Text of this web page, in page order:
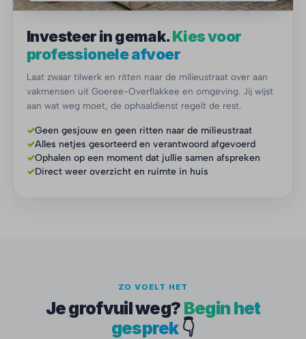
Investeer in gemak.Kies voor
professionele afvoer
Laat zwaar tilwerk en ritten naar de milieustraat over aan
vakmensen uit Goeree-Overflakkee en omgeving. Jij wijst
aan wat weg moet, de ophaaldienst regelt de rest.
✓Geen gesjouw en geen ritten naar de milieustraat
✓Alles netjes gesorteerd en verantwoord afgevoerd
✓Ophalen op een moment dat jullie samen afspreken
✓Direct weer overzicht en ruimte in huis
ZO VOELT HET
Je grofvuil weg? Begin het
gesprek👇